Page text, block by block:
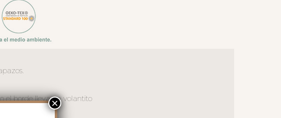
el borde lleva un volantito
×